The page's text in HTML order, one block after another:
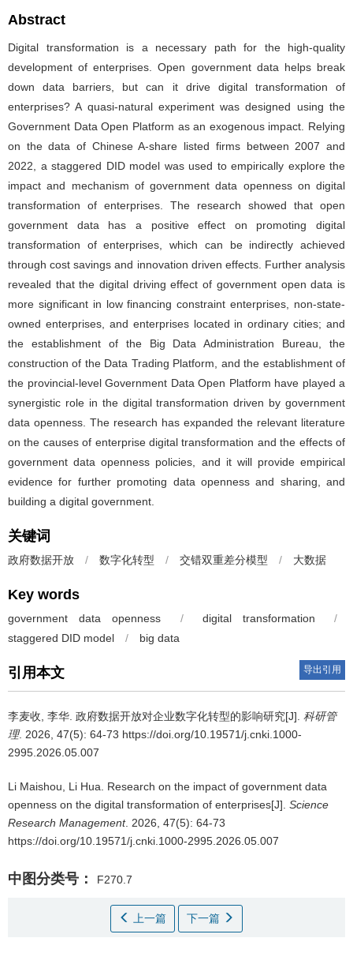
Abstract
Digital transformation is a necessary path for the high-quality
development of enterprises. Open government data helps break
down data barriers, but can it drive digital transformation of
enterprises? A quasi-natural experiment was designed using the
Government Data Open Platform as an exogenous impact. Relying
on the data of Chinese A-share listed firms between 2007 and
2022, a staggered DID model was used to empirically explore the
impact and mechanism of government data openness on digital
transformation of enterprises. The research showed that open
government data has a positive effect on promoting digital
transformation of enterprises, which can be indirectly achieved
through cost savings and innovation driven effects. Further analysis
revealed that the digital driving effect of government open data is
more significant in low financing constraint enterprises, non-state-
owned enterprises, and enterprises located in ordinary cities; and
the establishment of the Big Data Administration Bureau, the
construction of the Data Trading Platform, and the establishment of
the provincial-level Government Data Open Platform have played a
synergistic role in the digital transformation driven by government
data openness. The research has expanded the relevant literature
on the causes of enterprise digital transformation and the effects of
government data openness policies, and it will provide empirical
evidence for further promoting data openness and sharing, and
building a digital government.
关键词
政府数据开放 / 数字化转型 / 交错双重差分模型 / 大数据
Key words
government data openness / digital transformation
/
staggered DID model
/ big data
引用本文 导出引用
李麦收 李华 政府数据开放对企业数字化转型的影响研究[J]. 科研管
理. 2026, 47(5): 64-73 https://doi.org/10.19571/j.cnki.1000-
2995.2026.05.007
Li Maishou Li Hua
Research on the impact of government data
openness on the digital transformation of enterprises[J]. Science
Research Management. 2026, 47(5): 64-73
https://doi.org/10.19571/j.cnki.1000-2995.2026.05.007
中图分类号： F270.7
上一篇 下一篇